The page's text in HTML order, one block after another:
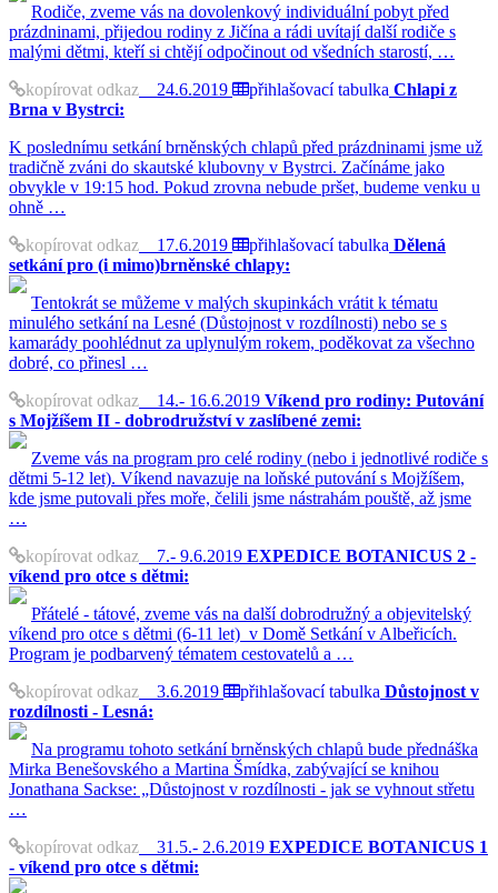
Rodiče, zveme vás na dovolenkový individuální pobyt před
prázdninami, přijedou rodiny z Jičína a rádi uvítají další rodiče s
malými dětmi, kteří si chtějí odpočinout od všedních starostí, …
kopírovat odkaz 24.6.2019 přihlašovací tabulka Chlapi z
Brna v Bystrci:
K poslednímu setkání brněnských chlapů před prázdninami jsme už
tradičně zváni do skautské klubovny v Bystrci. Začínáme jako
obvykle v 19:15 hod. Pokud zrovna nebude pršet, budeme venku u
ohně …
kopírovat odkaz 17.6.2019 přihlašovací tabulka Dělená
setkání pro (i mimo)brněnské chlapy:
Tentokrát se můžeme v malých skupinkách vrátit k tématu
minulého setkání na Lesné (Důstojnost v rozdílnosti) nebo se s
kamarády poohlédnut za uplynulým rokem, poděkovat za všechno
dobré, co přinesl …
kopírovat odkaz 14.- 16.6.2019 Víkend pro rodiny: Putování
s Mojžíšem II - dobrodružství v zaslíbené zemi:
Zveme vás na program pro celé rodiny (nebo i jednotlivé rodiče s
dětmi 5-12 let). Víkend navazuje na loňské putování s Mojžíšem,
kde jsme putovali přes moře, čelili jsme nástrahám pouště, až jsme
…
kopírovat odkaz 7.- 9.6.2019 EXPEDICE BOTANICUS 2 -
víkend pro otce s dětmi:
Přátelé - tátové, zveme vás na další dobrodružný a objevitelský
víkend pro otce s dětmi (6-11 let) v Domě Setkání v Albeřicích.
Program je podbarvený tématem cestovatelů a …
kopírovat odkaz 3.6.2019 přihlašovací tabulka Důstojnost v
rozdílnosti - Lesná:
Na programu tohoto setkání brněnských chlapů bude přednáška
Mirka Benešovského a Martina Šmídka, zabývající se knihou
Jonathana Sackse: „Důstojnost v rozdílnosti - jak se vyhnout střetu
…
kopírovat odkaz 31.5.- 2.6.2019 EXPEDICE BOTANICUS 1
- víkend pro otce s dětmi: